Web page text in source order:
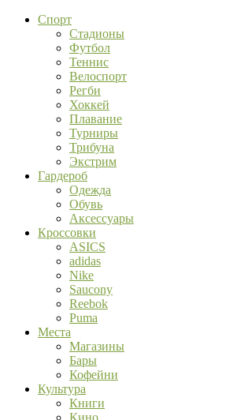
Спорт
Стадионы
Футбол
Теннис
Велоспорт
Регби
Хоккей
Плавание
Турниры
Трибуна
Экстрим
Гардероб
Одежда
Обувь
Аксессуары
Кроссовки
ASICS
adidas
Nike
Saucony
Reebok
Puma
Места
Магазины
Бары
Кофейни
Культура
Книги
Кино